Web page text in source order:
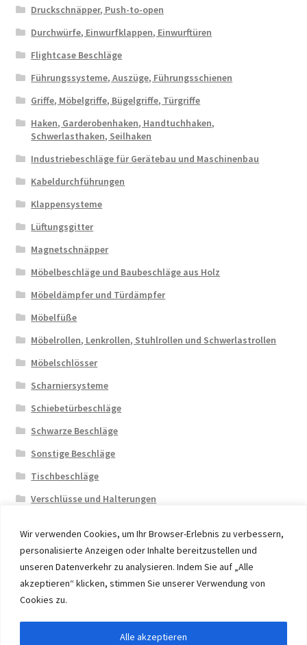
Wir verwenden Cookies, um Ihr Browser-Erlebnis zu verbessern,
personalisierte Anzeigen oder Inhalte bereitzustellen und
unseren Datenverkehr zu analysieren. Indem Sie auf „Alle
akzeptieren“ klicken, stimmen Sie unserer Verwendung von
Cookies zu.
Alle akzeptieren
Druckschnäpper, Push-to-open
Durchwürfe, Einwurfklappen, Einwurftüren
Flightcase Beschläge
Führungssysteme, Auszüge, Führungsschienen
Griffe, Möbelgriffe, Bügelgriffe, Türgriffe
Haken, Garderobenhaken, Handtuchhaken,
Schwerlasthaken, Seilhaken
Industriebeschläge für Gerätebau und Maschinenbau
Kabeldurchführungen
Klappensysteme
Lüftungsgitter
Magnetschnäpper
Möbelbeschläge und Baubeschläge aus Holz
Möbeldämpfer und Türdämpfer
Möbelfüße
Möbelrollen, Lenkrollen, Stuhlrollen und Schwerlastrollen
Möbelschlösser
Scharniersysteme
Schiebetürbeschläge
Schwarze Beschläge
Sonstige Beschläge
Tischbeschläge
Verschlüsse und Halterungen
© 2026 Eruon Trade UG, Germany, member of the ERUON